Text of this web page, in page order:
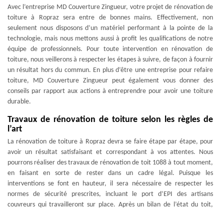
Avec l’entreprise MD Couverture Zingueur, votre projet de rénovation de
toiture à Ropraz sera entre de bonnes mains. Effectivement, non
seulement nous disposons d’un matériel performant à la pointe de la
technologie, mais nous mettons aussi à profit les qualifications de notre
équipe de professionnels. Pour toute intervention en rénovation de
toiture, nous veillerons à respecter les étapes à suivre, de façon à fournir
un résultat hors du commun. En plus d’être une entreprise pour refaire
toiture, MD Couverture Zingueur peut également vous donner des
conseils par rapport aux actions à entreprendre pour avoir une toiture
durable.
Travaux de rénovation de toiture selon les règles de
l’art
La rénovation de toiture à Ropraz devra se faire étape par étape, pour
avoir un résultat satisfaisant et correspondant à vos attentes. Nous
pourrons réaliser des travaux de rénovation de toit 1088 à tout moment,
en faisant en sorte de rester dans un cadre légal. Puisque les
interventions se font en hauteur, il sera nécessaire de respecter les
normes de sécurité prescrites, incluant le port d’EPI des artisans
couvreurs qui travailleront sur place. Après un bilan de l’état du toit,